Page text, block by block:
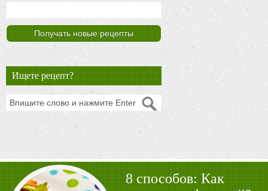
Ищете рецепт?
8 способов: Как